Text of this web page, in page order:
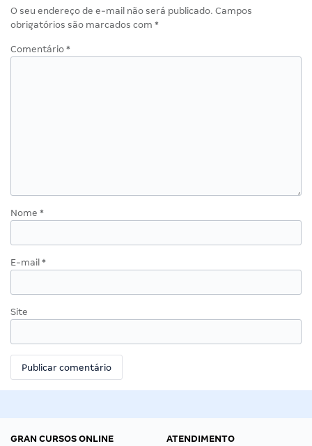
O seu endereço de e-mail não será publicado. Campos
obrigatórios são marcados com *
Comentário *
Nome *
E-mail *
Site
GRAN CURSOS ONLINE
ATENDIMENTO